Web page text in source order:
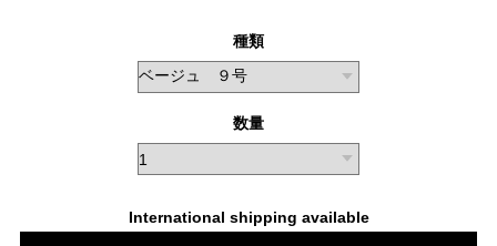
種類
数量
International shipping available